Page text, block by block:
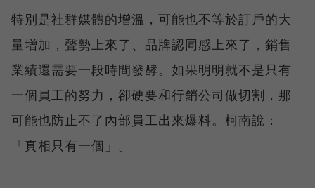
特別是社群媒體的增溫，可能也不等於訂戶的大
量增加，聲勢上來了、品牌認同感上來了，銷售
業績還需要一段時間發酵。如果明明就不是只有
一個員工的努力，卻硬要和行銷公司做切割，那
可能也防止不了內部員工出來爆料。柯南說：
「真相只有一個」。